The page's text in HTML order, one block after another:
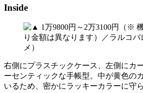
Inside
右側にプラスチックケース、左側にカ
ーセンティックな手帳型。中が黄色の
いるため、密かにラッキーカラーに守